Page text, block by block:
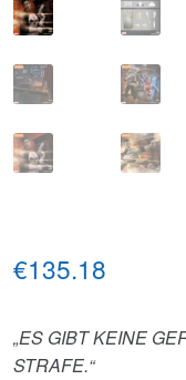
€135.18
„ES GIBT KEINE
STRAFE.“